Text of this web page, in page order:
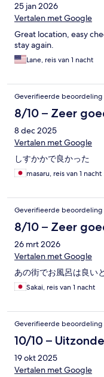
25 jan 2026
Vertalen met Google
Great location, easy
stay again.
Lane, reis van 1 nacht
Geverifieerde beoordeling
8/10 – Zeer
8 dec 2025
Vertalen met Google
しすかかで良かった
masaru, reis van 1 nacht
Geverifieerde beoordeling
8/10 – Zeer
26 mrt 2026
Vertalen met Google
あの街でお風呂は良い
Sakai, reis van 1 nacht
Geverifieerde beoordeling
10/10 –
19 okt 2025
Vertalen met Google